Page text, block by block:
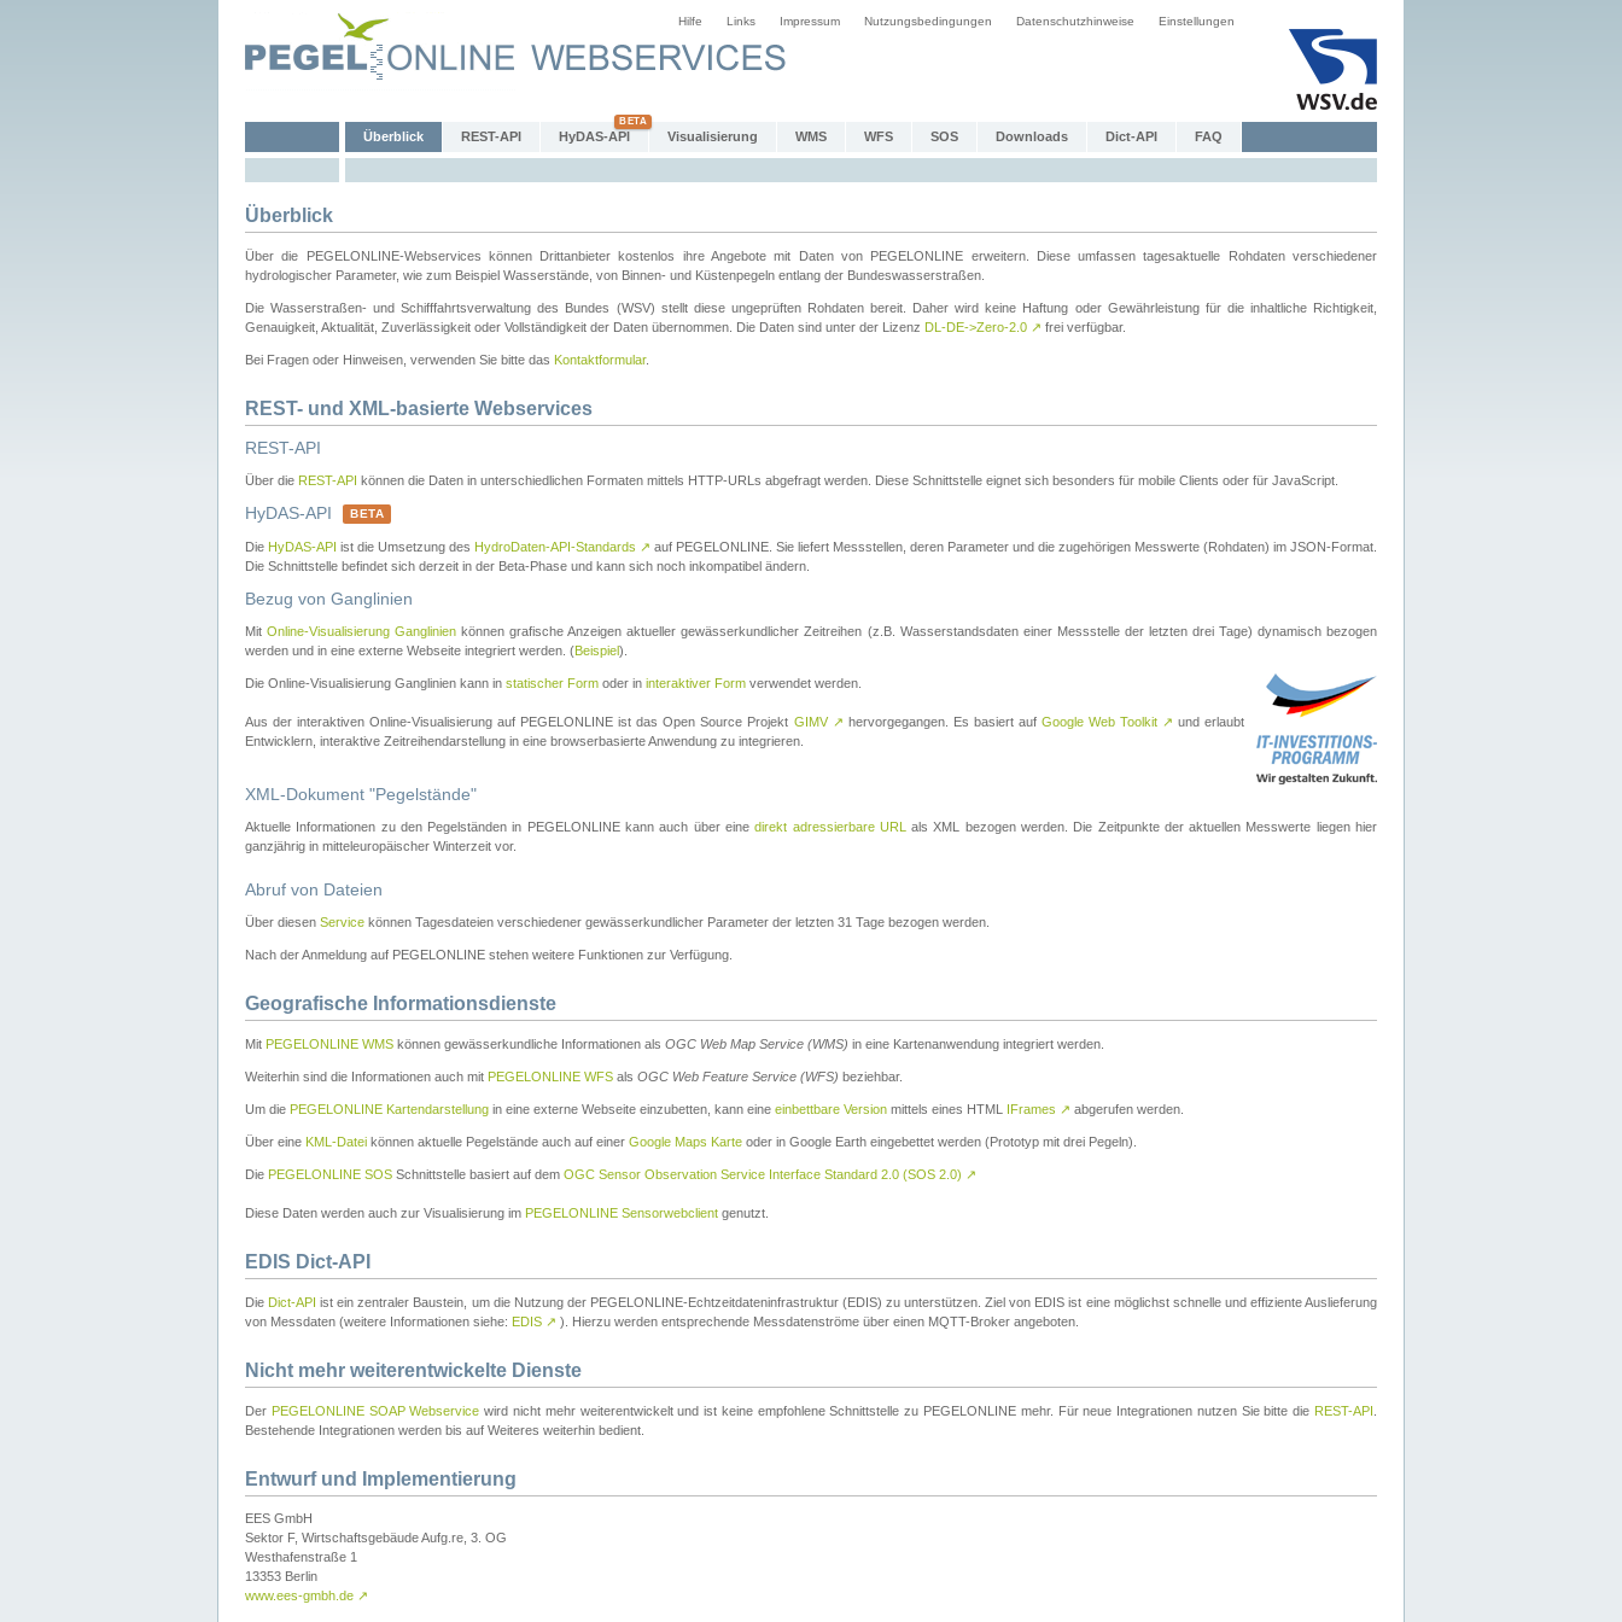
Hilfe Links Impressum Nutzungsbedingungen Datenschutzhinweise Einstellungen
Überblick REST-API HyDAS-API Visualisierung WMS WFS SOS Downloads Dict-API FAQ
Überblick
Über die PEGELONLINE-Webservices können Drittanbieter kostenlos ihre Angebote mit Daten von PEGELONLINE erweitern. Diese umfassen tagesaktuelle Rohdaten verschiedener
hydrologischer Parameter, wie zum Beispiel Wasserstände, von Binnen- und Küstenpegeln entlang der Bundeswasserstraßen.
Die Wasserstraßen- und Schifffahrtsverwaltung des Bundes (WSV) stellt diese ungeprüften Rohdaten bereit. Daher wird keine Haftung oder Gewährleistung für die inhaltliche Richtigkeit,
Genauigkeit, Aktualität, Zuverlässigkeit oder Vollständigkeit der Daten übernommen. Die Daten sind unter der Lizenz DL-DE->Zero-2.0 ↗ frei verfügbar.
Bei Fragen oder Hinweisen, verwenden Sie bitte das Kontaktformular.
REST- und XML-basierte Webservices
REST-API
Über die REST-API können die Daten in unterschiedlichen Formaten mittels HTTP-URLs abgefragt werden. Diese Schnittstelle eignet sich besonders für mobile Clients oder für JavaScript.
HyDAS-API BETA
Die HyDAS-API ist die Umsetzung des HydroDaten-API-Standards ↗ auf PEGELONLINE. Sie liefert Messstellen, deren Parameter und die zugehörigen Messwerte (Rohdaten) im JSON-Format.
Die Schnittstelle befindet sich derzeit in der Beta-Phase und kann sich noch inkompatibel ändern.
Bezug von Ganglinien
MitOnline-Visualisierung Ganglinien können grafische Anzeigen aktueller gewässerkundlicher Zeitreihen (z.B. Wasserstandsdaten einer Messstelle der letzten drei Tage) dynamisch bezogen
werden und in eine externe Webseite integriert werden. (Beispiel).
Die Online-Visualisierung Ganglinien kann in statischer Form oder in interaktiver Form verwendet werden.
Aus der interaktiven Online-Visualisierung auf PEGELONLINE ist das Open Source Projekt GIMV ↗ hervorgegangen. Es basiert auf Google Web Toolkit ↗ und erlaubt
Entwicklern, interaktive Zeitreihendarstellung in eine browserbasierte Anwendung zu integrieren.
XML-Dokument "Pegelstände"
Aktuelle Informationen zu den Pegelständen in PEGELONLINE kann auch über einedirekt adressierbare URL
als XML bezogen werden. Die Zeitpunkte der aktuellen Messwerte liegen hier
ganzjährig in mitteleuropäischer Winterzeit vor.
Abruf von Dateien
Über diesen Service können Tagesdateien verschiedener gewässerkundlicher Parameter der letzten 31 Tage bezogen werden.
Nach der Anmeldung auf PEGELONLINE stehen weitere Funktionen zur Verfügung.
Geografische Informationsdienste
Mit PEGELONLINE WMS können gewässerkundliche Informationen als OGC Web Map Service (WMS) in eine Kartenanwendung integriert werden.
Weiterhin sind die Informationen auch mit PEGELONLINE WFS als OGC Web Feature Service (WFS) beziehbar.
Um die PEGELONLINE Kartendarstellung in eine externe Webseite einzubetten, kann eine einbettbare Version mittels eines HTML IFrames ↗ abgerufen werden.
Über eine KML-Datei können aktuelle Pegelstände auch auf einer Google Maps Karte oder in Google Earth eingebettet werden (Prototyp mit drei Pegeln).
Die PEGELONLINE SOS Schnittstelle basiert auf dem OGC Sensor Observation Service Interface Standard 2.0 (SOS 2.0) ↗
Diese Daten werden auch zur Visualisierung im PEGELONLINE Sensorwebclient genutzt.
EDIS Dict-API
Die Dict-API ist ein zentraler Baustein, um die Nutzung der PEGELONLINE-Echtzeitdateninfrastruktur (EDIS) zu unterstützen. Ziel von EDIS ist eine möglichst schnelle und effiziente Auslieferung
von Messdaten (weitere Informationen siehe: EDIS ↗ ). Hierzu werden entsprechende Messdatenströme über einen MQTT-Broker angeboten.
Nicht mehr weiterentwickelte Dienste
Der PEGELONLINE SOAP Webservice wird nicht mehr weiterentwickelt und ist keine empfohlene Schnittstelle zu PEGELONLINE mehr. Für neue Integrationen nutzen Sie bitte die REST-API
Bestehende Integrationen werden bis auf Weiteres weiterhin bedient.
Entwurf und Implementierung
EES GmbH
Sektor F, Wirtschaftsgebäude Aufg.re, 3. OG
Westhafenstraße 1
13353 Berlin
www.ees-gmbh.de ↗